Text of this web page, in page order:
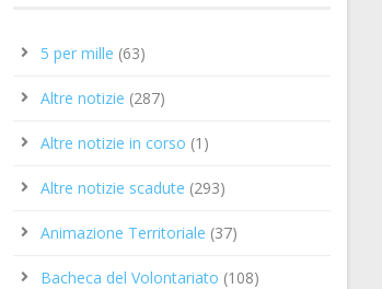
5 per mille (63)
Altre notizie (287)
Altre notizie in corso (1)
Altre notizie scadute (293)
Animazione Territoriale (37)
Bacheca del Volontariato (108)